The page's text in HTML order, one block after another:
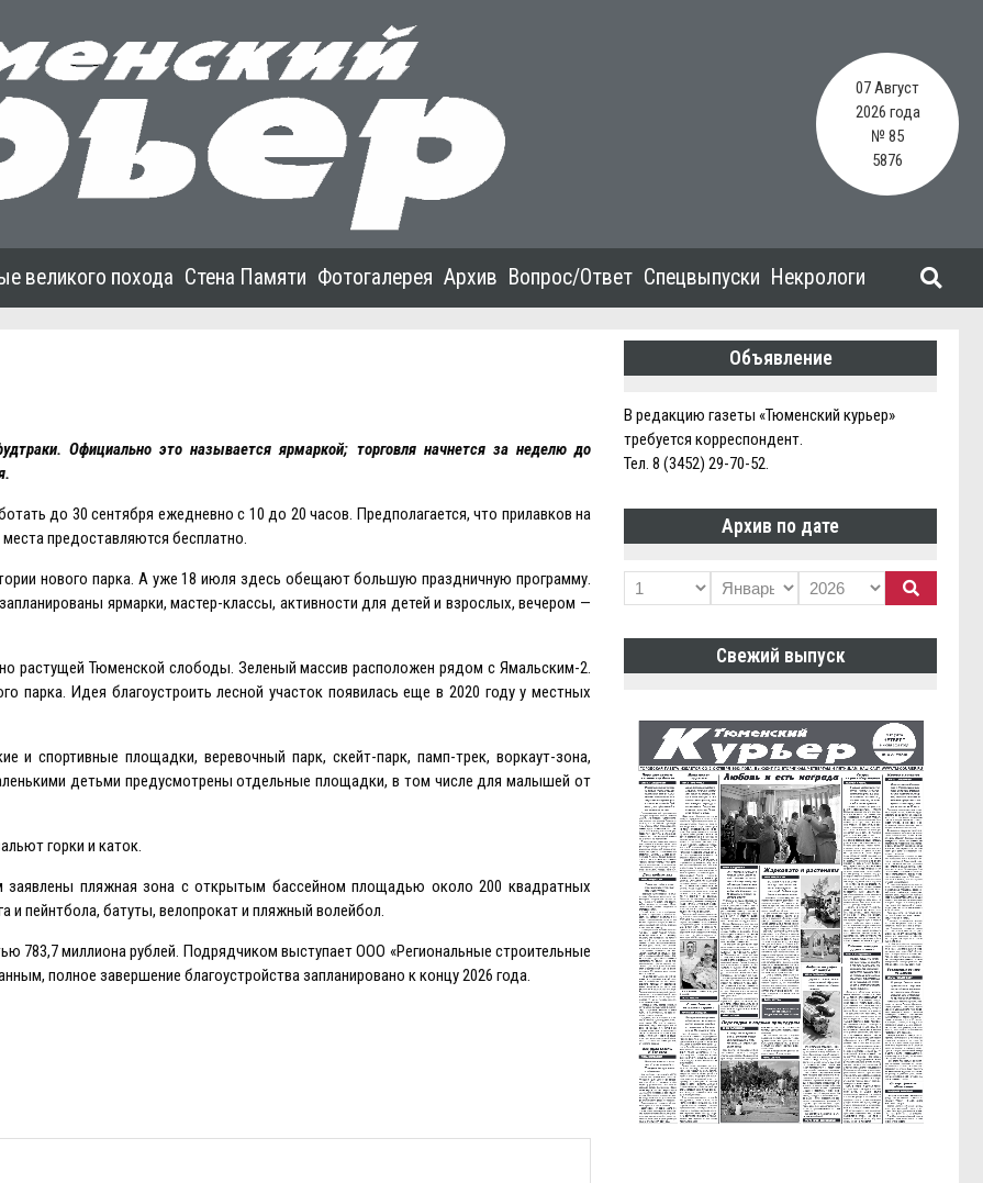
07 Август
2026 года
№ 85
5876
великого похода Стена Памяти Фотогалерея Архив Вопрос/Ответ Спецвыпуски Некрологи
Официально это называется ярмаркой; торговля начнется за неделю до
до 30 сентября ежедневно с 10 до 20 часов. Предполагается, что прилавков на
предоставляются бесплатно.
нового парка. А уже 18 июля здесь обещают большую праздничную программу.
ярмарки, мастер-классы, активности для детей и взрослых, вечером —
растущей Тюменской слободы. Зеленый массив расположен рядом с Ямальским-2.
Идея благоустроить лесной участок появилась еще в 2020 году у местных
спортивные площадки, веревочный парк, скейт-парк, памп-трек, воркаут-зона,
детьми предусмотрены отдельные площадки, в том числе для малышей от
горки и каток.
заявлены пляжная зона с открытым бассейном площадью около 200 квадратных
и пейнтбола, батуты, велопрокат и пляжный волейбол.
783,7 миллиона рублей. Подрядчиком выступает ООО «Региональные строительные
полное завершение благоустройства запланировано к концу 2026 года.
Объявление
В редакцию газеты «Тюменский курьер»
требуется корреспондент.
Тел. 8 (3452) 29-70-52.
Архив по дате
Свежий выпуск